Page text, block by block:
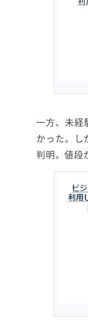
一方、未経
かった。し
判明。値段